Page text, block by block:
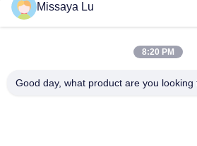
καταστολή πυρκαγιάς δωματίων
συστημάτων αερίου 120ltr 150ltr 180ltr
πυροσβεστήρας 2.5Mpa HFC 227ea
Missaya Lu
8:20 PM
Good day, what product are you looking